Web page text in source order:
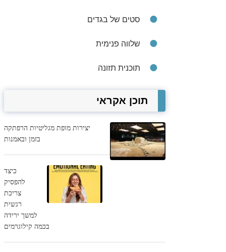
סטים של בגדים
שלווה פנימית
תוכנית תזונה
תוכן אקראי
יצירות מופת מגליטיות הרפתקה
בזמן ובאמנות
כיצד
להפסיק
צריכת
רגשית
למשך ירידה
בכמה קילוגרמים